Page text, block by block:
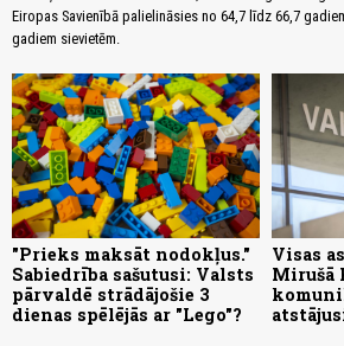
Eiropas Savienībā palielināsies no 64,7 līdz 66,7
gadiem sievietēm.
"Prieks maksāt nodokļus."
Sabiedrība sašutusi: Valsts
pārvaldē strādājošie 3
dienas spēlējās ar "Lego"?
Visas
Mirušā